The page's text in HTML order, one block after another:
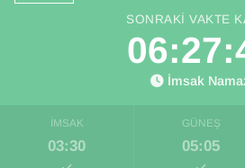
SONRAKI VAKTE
İmsak
İMSAK
03:30
GÜNEŞ
05:05